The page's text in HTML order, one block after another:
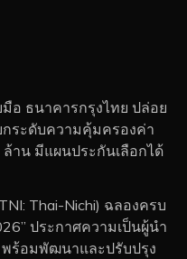
มือ ธนาคารกรุงไทย ปล่อย
กระดับความคุ้มครองค่า
าน มีแผนประกันเลือกได้
Thai-Nichi) ฉลองครบ
ประกาศความเป็นผู้นำ
ร้อมพัฒนาและปรับปรุง